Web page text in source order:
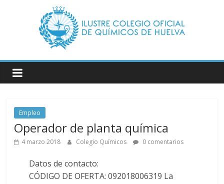
Ilustre
Colegio
Oficial
de
Químicos
–
Huelva
Empleo
Operador de planta química
4 marzo 2018 Colegio Químicos 0 comentarios
Datos de contacto:
CÓDIGO DE OFERTA: 092018006319 La